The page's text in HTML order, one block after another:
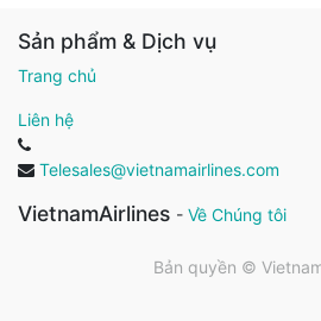
Sản phẩm & Dịch vụ
Trang chủ
Liên hệ
Telesales@vietnamairlines.com
VietnamAirlines - Về Chúng tôi
Bản quyền ©